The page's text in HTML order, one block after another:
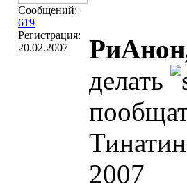
Сообщений:
619
Регистрация:
20.02.2007
делать
2007